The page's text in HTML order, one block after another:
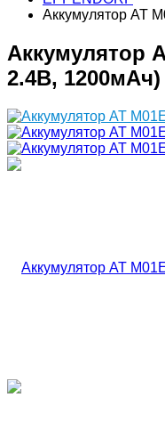
Аккумулятор AT
Аккумулятор
2.4В, 1200мАч)